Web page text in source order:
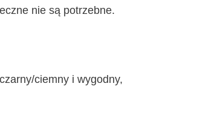
nie są potrzebne.
ciemny i wygod­ny,